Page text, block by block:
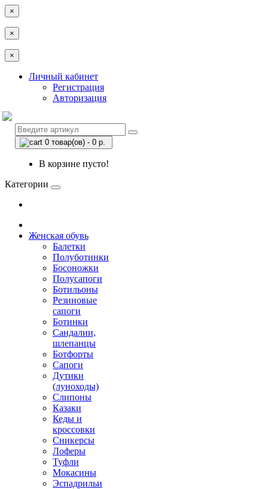
×
×
×
Личный кабинет
Регистрация
Авторизация
0 товар(ов) - 0 р.
В корзине пусто!
Категории
Женская обувь
Балетки
Полуботинки
Босоножки
Полусапоги
Ботильоны
Резиновые
сапоги
Ботинки
Сандалии,
шлепанцы
Ботфорты
Сапоги
Дутики
(луноходы)
Слипоны
Казаки
Кеды и
кроссовки
Сникерсы
Лоферы
Туфли
Мокасины
Эспадрильи